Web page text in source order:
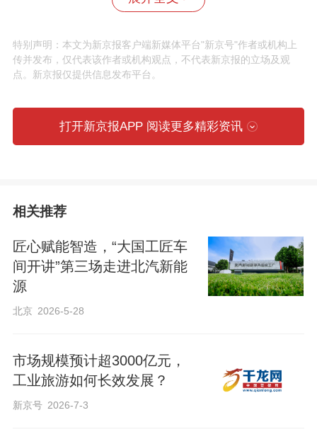
参观
01/
特别声明：本文为新京报客户端新媒体平台"新京号"作者或机构上
传并发布，仅代表该作者或机构观点，不代表新京报的立场及观
点。新京报仅提供信息发布平台。
打开新京报APP 阅读更多精彩资讯
相关推荐
匠心赋能智造，“大国工匠车
间开讲”第三场走进北汽新能
源
北京 2026-5-28
市场规模预计超3000亿元，
工业旅游如何长效发展？
新京号 2026-7-3